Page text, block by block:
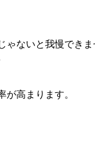
ゃないと我慢できま
高まります。